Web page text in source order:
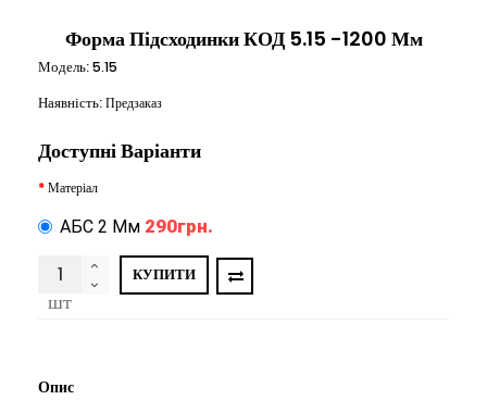
Форма Підсходинки КОД 5.15 -1200 Мм
Модель:5.15
Наявність:Предзаказ
Доступні Варіанти
Матеріал
АБС 2 Мм 290грн.
шт
КУПИТИ
Опис